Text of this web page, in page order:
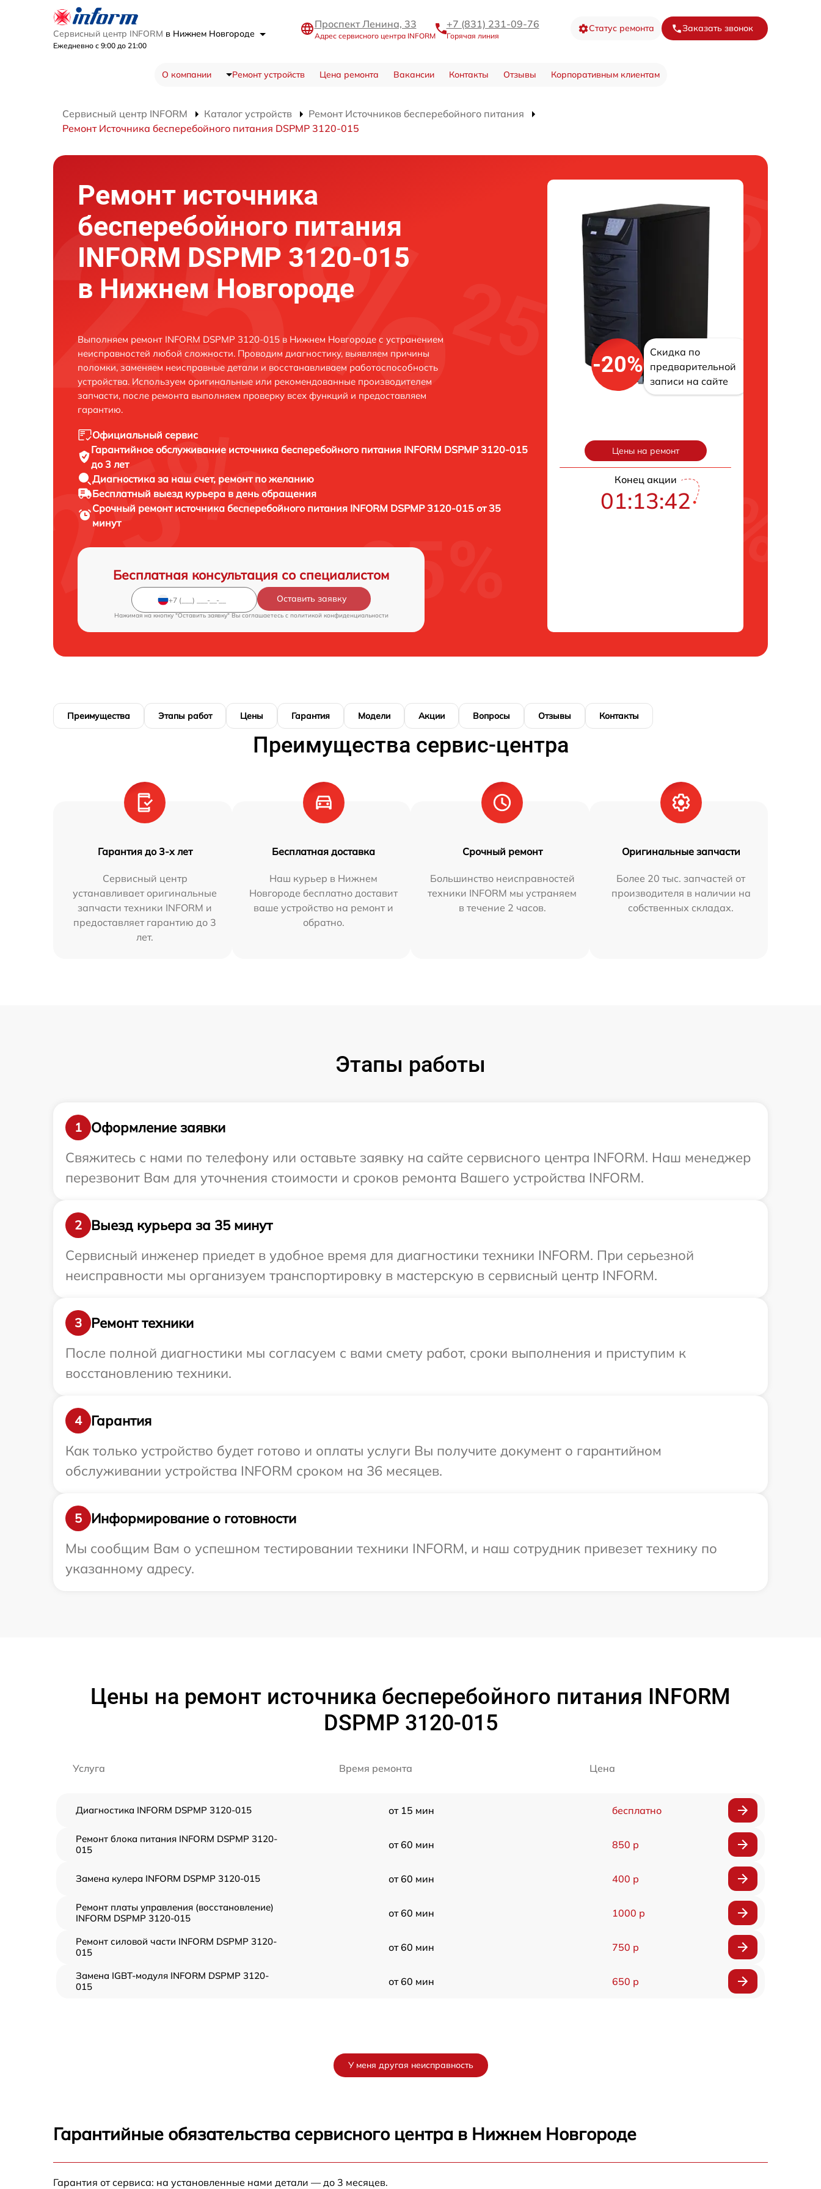
Сервисный центр INFORM в Нижнем Новгороде
Ежедневно с 9:00 до 21:00
Проспект Ленина, 33
Адрес сервисного центра INFORM
+7 (831) 231-09-76
Горячая линия
Статус ремонта Заказать звонок
О компании Ремонт устройств Цена ремонта Вакансии Контакты Отзывы Корпоративным клиентам
Сервисный центр INFORM Каталог устройств
Ремонт Источников бесперебойного питания
Ремонт Источника бесперебойного питания DSPMP 3120-015
Ремонт источника
бесперебойного питания
INFORM DSPMP 3120-015
в Нижнем Новгороде
Выполняем ремонт INFORM DSPMP 3120-015 в Нижнем Новгороде с устранением
неисправностей любой сложности. Проводим диагностику, выявляем причины
поломки, заменяем неисправные детали и восстанавливаем работоспособность
устройства. Используем оригинальные или рекомендованные производителем
запчасти, после ремонта выполняем проверку всех функций и предоставляем
гарантию.
Официальный сервис
Гарантийное обслуживание источника бесперебойного питания INFORM DSPMP 3120-015
до 3 лет
Диагностика за наш счет, ремонт по желанию
Бесплатный выезд курьера в день обращения
Срочный ремонт источника бесперебойного питания INFORM DSPMP 3120-015 от 35
минут
Бесплатная консультация со специалистом
Оставить заявку
Нажимая на кнопку "Оставить заявку" Вы соглашаетесь c политикой конфиденциальности
-20%
Скидка по
предварительной
записи на сайте
Цены на ремонт
Конец акции
01:13:41
Преимущества Этапы работ Цены Гарантия Модели Акции Вопросы Отзывы Контакты
Преимущества сервис-центра
Гарантия до 3-х лет
Сервисный центр
устанавливает оригинальные
запчасти техники INFORM и
предоставляет гарантию до 3
лет.
Бесплатная доставка
Наш курьер в Нижнем
Новгороде бесплатно доставит
ваше устройство на ремонт и
обратно.
Срочный ремонт
Большинство неисправностей
техники INFORM мы устраняем
в течение 2 часов.
Оригинальные запчасти
Более 20 тыс. запчастей от
производителя в наличии на
собственных складах.
Этапы работы
1
Оформление заявки
Свяжитесь с нами по телефону или оставьте заявку на сайте сервисного центра INFORM. Наш менеджер
перезвонит Вам для уточнения стоимости и сроков ремонта Вашего устройства INFORM.
2
Выезд курьера за 35 минут
Сервисный инженер приедет в удобное время для диагностики техники INFORM. При серьезной
неисправности мы организуем транспортировку в мастерскую в сервисный центр INFORM.
3
Ремонт техники
После полной диагностики мы согласуем с вами смету работ, сроки выполнения и приступим к
восстановлению техники.
4
Гарантия
Как только устройство будет готово и оплаты услуги Вы получите документ о гарантийном
обслуживании устройства INFORM сроком на 36 месяцев.
5
Информирование о готовности
Мы сообщим Вам о успешном тестировании техники INFORM, и наш сотрудник привезет технику по
указанному адресу.
Цены на ремонт источника бесперебойного питания INFORM
DSPMP 3120-015
Услуга Время ремонта Цена
Диагностика INFORM DSPMP 3120-015 от 15 мин бесплатно
Ремонт блока питания INFORM DSPMP 3120-
015
от 60 мин 850 р
Замена кулера INFORM DSPMP 3120-015 от 60 мин 400 р
Ремонт платы управления (восстановление)
INFORM DSPMP 3120-015
от 60 мин 1000 р
Ремонт силовой части INFORM DSPMP 3120-
015
от 60 мин 750 р
Замена IGBT-модуля INFORM DSPMP 3120-
015
от 60 мин 650 р
У меня другая неисправность
Гарантийные обязательства сервисного центра в Нижнем Новгороде
Гарантия от сервиса: на установленные нами детали — до 3 месяцев.